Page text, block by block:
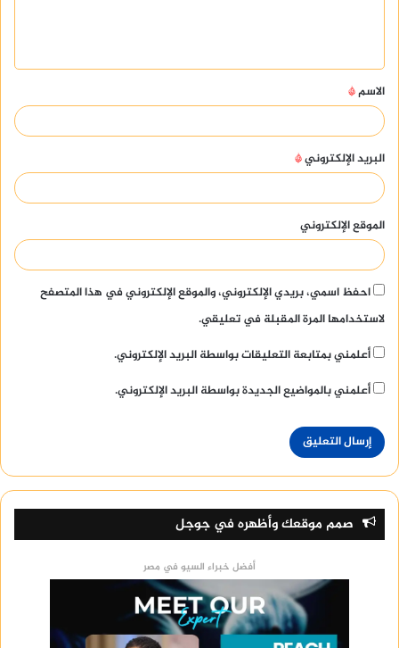
ق
*
الاسم*
البريد الإلكتروني*
الموقع الإلكتروني
احفظ اسمي، بريدي الإلكتروني، والموقع الإلكتروني في هذا المتصفح
لاستخدامها المرة المقبلة في تعليقي.
أعلمني بمتابعة التعليقات بواسطة البريد الإلكتروني.
أعلمني بالمواضيع الجديدة بواسطة البريد الإلكتروني.
صمم موقعك وأظهره في جوجل
أفضل خبراء السيو في مصر